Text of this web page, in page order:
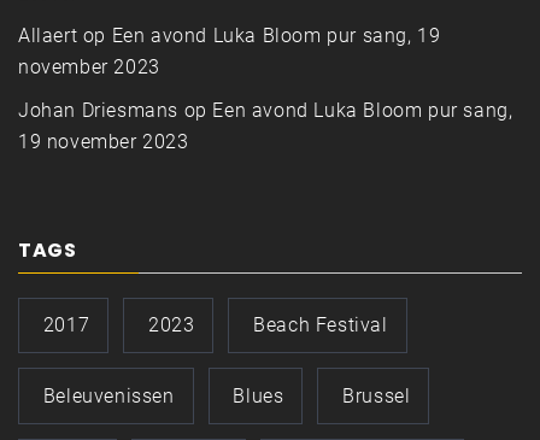
Allaert op Een avond Luka Bloom pur sang, 19
november 2023
Johan Driesmans op Een avond Luka Bloom pur sang,
19 november 2023
TAGS
2017 2023 Beach Festival
Beleuvenissen Blues Brussel